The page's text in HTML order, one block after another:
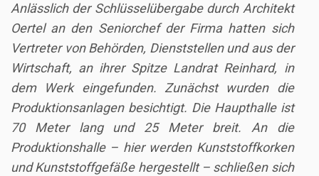
Anlässlich der Schlüsselübergabe durch Architekt
Oertel an den Seniorchef der Firma hatten sich
Vertreter von Behörden, Dienststellen und aus der
Wirtschaft, an ihrer Spitze Landrat Reinhard, in
dem Werk eingefunden. Zunächst wurden die
Produktionsanlagen besichtigt. Die Haupthalle ist
70 Meter lang und 25 Meter breit. An die
Produktionshalle – hier werden Kunststoffkorken
und Kunststoffgefäße hergestellt – schließen sich